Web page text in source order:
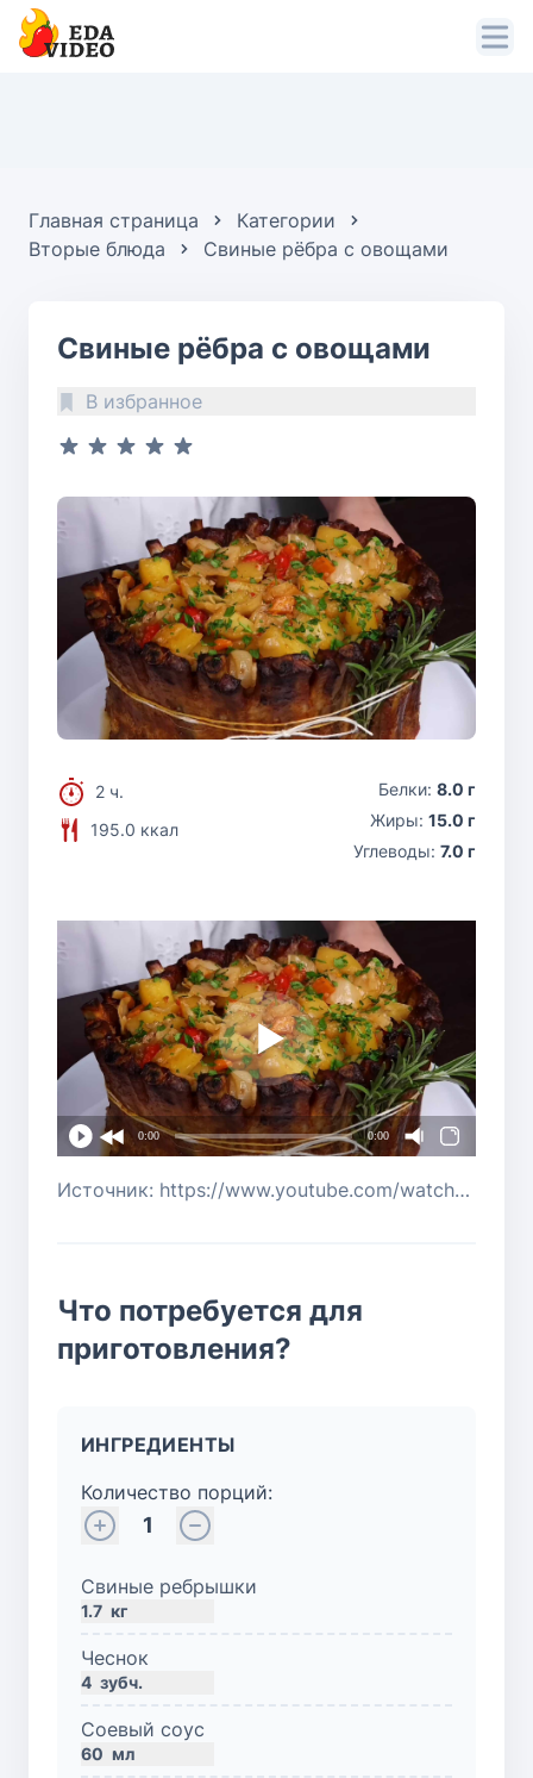
Главная страница
Категории
Вторые блюда
Свиные рёбра с овощами
Свиные рёбра с овощами
В избранное
2 ч.
195.0 ккал
Белки: 8.0 г
Жиры: 15.0 г
Углеводы: 7.0 г
0:00 0:00
Источник: https://www.youtube.com/watch?v=qg8_YTivGwk
Что потребуется для
приготовления?
ИНГРЕДИЕНТЫ
Количество порций:
1
Свиные ребрышки
1.7 кг
Чеснок
4 зубч.
Соевый соус
60 мл